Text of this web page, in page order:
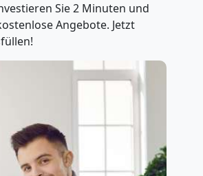
Sie 2 Minuten und
Angebote. Jetzt